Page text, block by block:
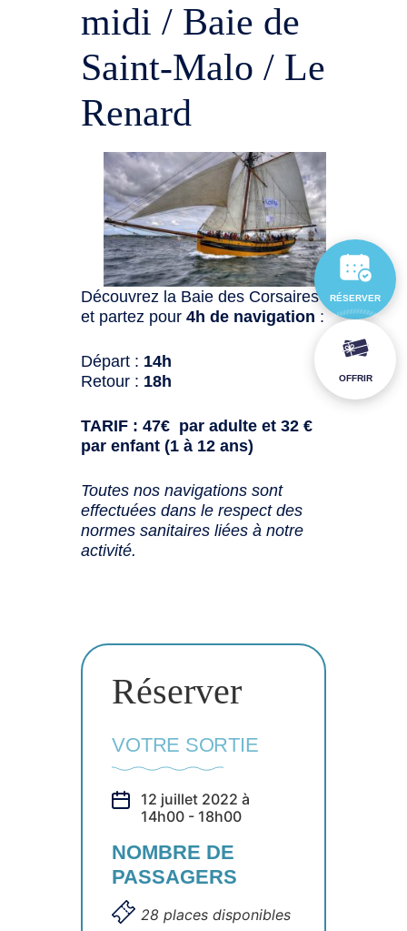
midi / Baie de
Saint-Malo / Le
Renard
Découvrez la Baie des Corsaires
et partez pour4h de navigation :
Départ : 14h
Retour : 18h
TARIF : 47€ par adulte et 32 €
par enfant (1 à 12 ans)
Toutes nos navigations sont
effectuées dans le respect des
normes sanitaires liées à notre
activité.
Réserver
VOTRE SORTIE
12 juillet 2022 à
14h00 - 18h00
NOMBRE DE
PASSAGERS
28 places disponibles
RÉSERVER
OFFRIR